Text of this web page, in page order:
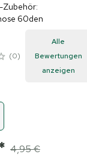
Zubehör:
60den
0
Alle
Bewertungen
anzeigen
4,95 €